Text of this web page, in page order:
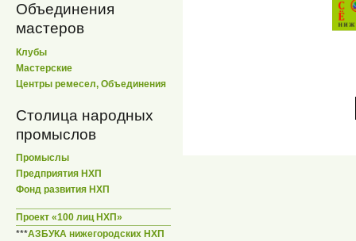
Объединения
мастеров
Клубы
Мастерские
Центры ремесел, Объединения
Столица народных
промыслов
Промыслы
Предприятия НХП
Фонд развития НХП
Проект «100 лиц НХП»
***АЗБУКА нижегородских НХП